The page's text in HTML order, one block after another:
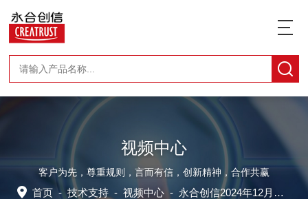
视频中心
客户为先，尊重规则，言而有信，创新精神，合作共赢
首页 -技术支持 -视频中心 - 永合创信2024年12月份部分装机案例分享